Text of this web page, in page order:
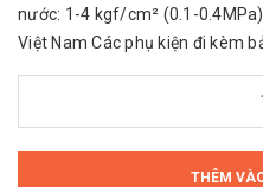
nước: 1-4 kgf/cm² (0.1-
Việt Nam Các phụ kiện đi kèm
THÊM